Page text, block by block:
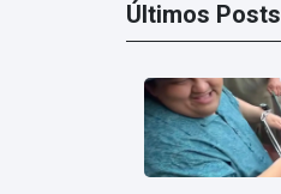
Últimos Posts